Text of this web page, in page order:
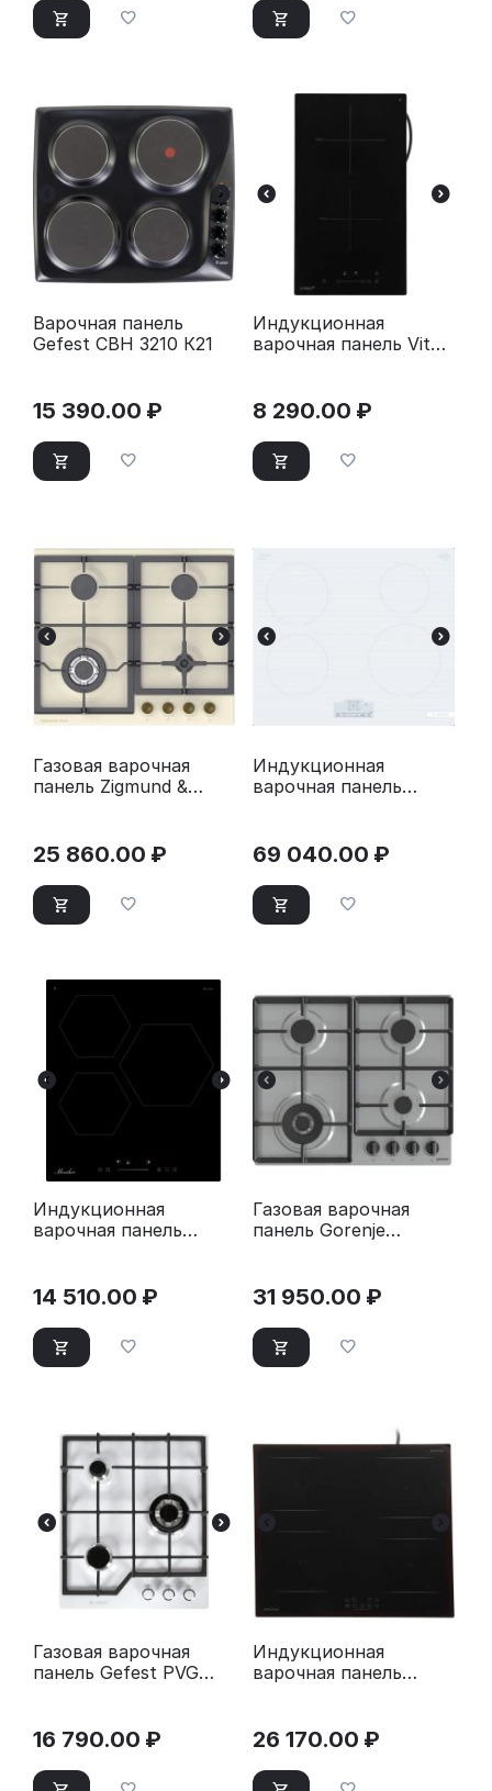
Варочная панель
Gefest СВН 3210 К21
15 390.00 ₽
Индукционная
варочная панель Vitek
8 290.00 ₽
Газовая варочная
панель Zigmund &
25 860.00 ₽
Индукционная
варочная панель
69 040.00 ₽
Индукционная
варочная панель
14 510.00 ₽
Газовая варочная
панель Gorenje
31 950.00 ₽
Газовая варочная
панель Gefest PVG
16 790.00 ₽
Индукционная
варочная панель
26 170.00 ₽